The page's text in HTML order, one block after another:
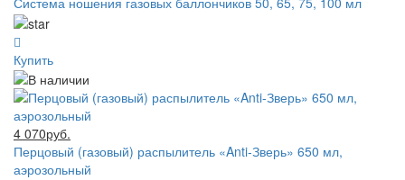
Купить
4 070руб.
Перцовый (газовый) распылитель «Anti-Зверь» 650 мл,
аэрозольный